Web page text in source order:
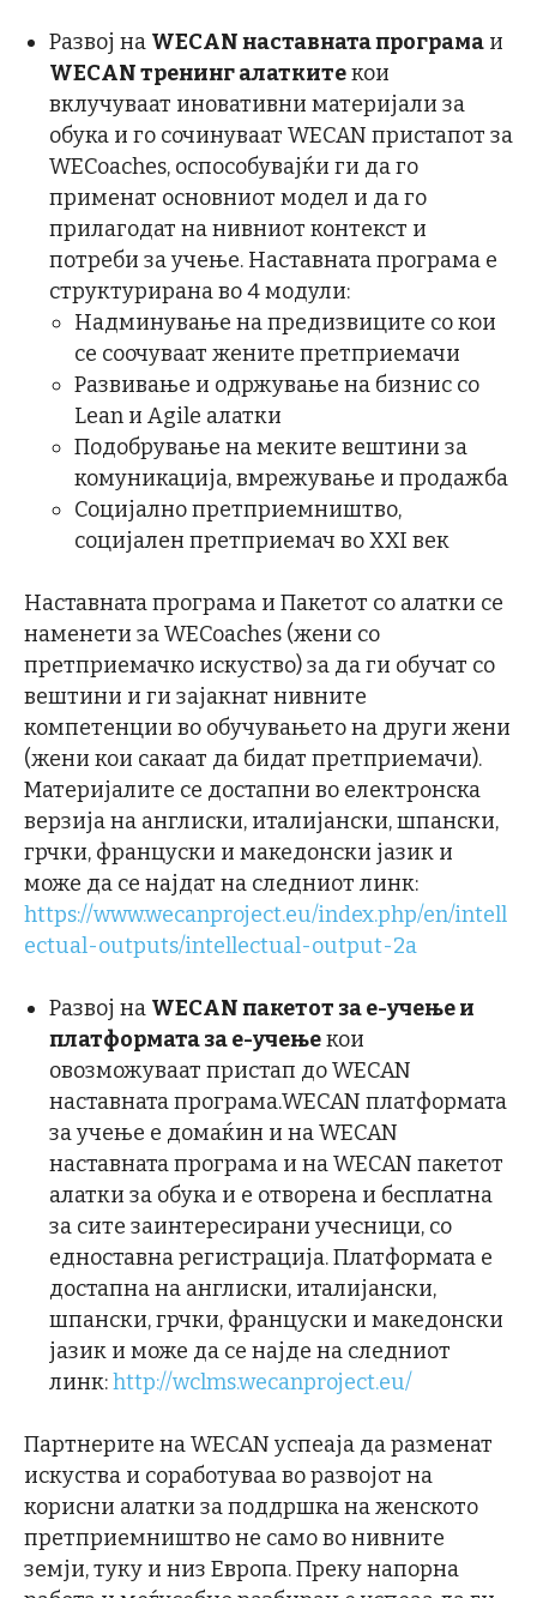
Развој на WECAN наставната програма и
WECAN тренинг алаткитекои
вклучуваат иновативни материјали за
обука и го сочинуваат WECAN пристапот за
WECoaches, оспособувајќи ги да го
применат основниот модел и да го
прилагодат на нивниот контекст и
потреби за учење. Наставната програма е
структурирана во 4 модули:
Надминување на предизвиците со кои
се соочуваат жените претприемачи
Развивање и одржување на бизнис со
Lean и Agile алатки
Подобрување на меките вештини за
комуникација, вмрежување и продажба
Социјално претприемништво,
социјален претприемач во XXI век
Наставната програма и Пакетот со алатки се
наменети за WECoaches (жени со
претприемачко искуство) за да ги обучат со
вештини и ги зајакнат нивните
компетенции во обучувањето на други жени
(жени кои сакаат да бидат претприемачи).
Материјалите се достапни во електронска
верзија на англиски, италијански, шпански,
грчки, француски и македонски јазик и
може да се најдат на следниот линк:
https://www.wecanproject.eu/index.php/en/intell
ectual-outputs/intellectual-output-2a
Развој на WECAN пакетот за е-учење и
платформата за е-учењекои
овозможуваат пристап до WECAN
наставната програма.WECAN платформата
за учење е домаќин и на WECAN
наставната програма и на WECAN пакетот
алатки за обука и е отворена и бесплатна
за сите заинтересирани учесници, со
едноставна регистрација. Платформата е
достапна на англиски, италијански,
шпански, грчки, француски и македонски
јазик и може да се најде на следниот
линк:http://wclms.wecanproject.eu/
Партнерите на WECAN успеаја да разменат
искуства и соработуваа во развојот на
корисни алатки за поддршка на женското
претприемништво не само во нивните
земји, туку и низ Европа. Преку напорна